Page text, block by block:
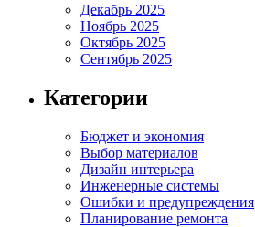
Декабрь 2025
Ноябрь 2025
Октябрь 2025
Сентябрь 2025
Категории
Бюджет и экономия
Выбор материалов
Дизайн интерьера
Инженерные системы
Ошибки и предупреждения
Планирование ремонта